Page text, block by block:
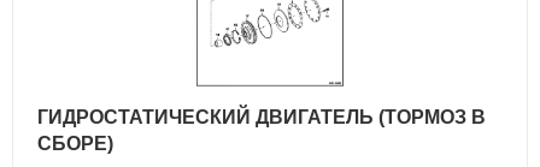
ГИДРОСТАТИЧЕСКИЙ ДВИГАТЕЛЬ (ТОРМОЗ В
СБОРЕ)